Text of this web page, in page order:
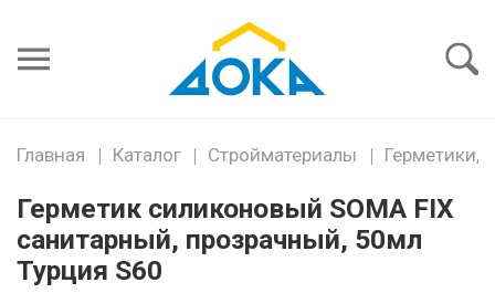
пароль
Главная Каталог Стройматериалы Герметики,
Герметик силиконовый SOMA FIX
санитарный, прозрачный, 50мл
Турция S60